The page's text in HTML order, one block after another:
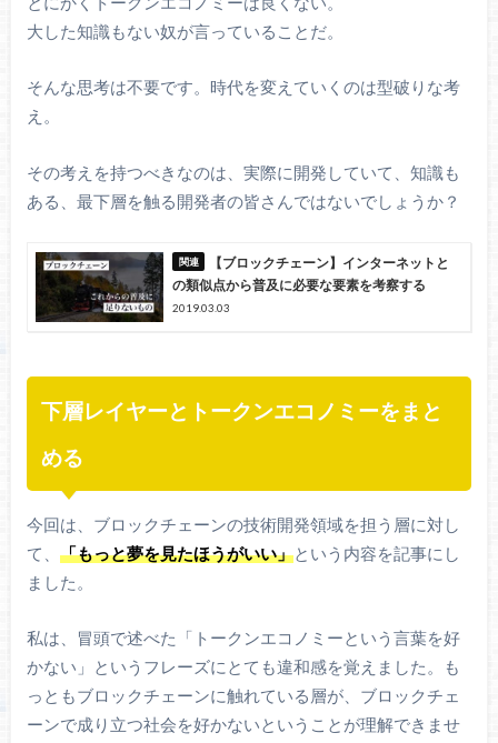
大した知識もない奴が言っていることだ。
そんな思考は不要です。時代を変えていくのは型破りな考
え。
その考えを持つべきなのは、実際に開発していて、知識も
ある、最下層を触る開発者の皆さんではないでしょうか？
【ブロックチェーン】インターネットと
の類似点から普及に必要な要素を考察する
2019.03.03
下層レイヤーとトークンエコノミーをまと
める
今回は、ブロックチェーンの技術開発領域を担う層に対し
て、 「もっと夢を見たほうがいい」という内容を記事にし
ました。
私は、冒頭で述べた「トークンエコノミーという言葉を好
かない」というフレーズにとても違和感を覚えました。も
っともブロックチェーンに触れている層が、ブロックチェ
ーンで成り立つ社会を好かないということが理解できませ